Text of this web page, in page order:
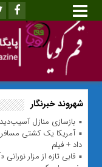
شهروند خبرنگار
بازسازی منازل
آمریکا یک کشتی مسافر
داد + فیلم
قابی تازه از مزار